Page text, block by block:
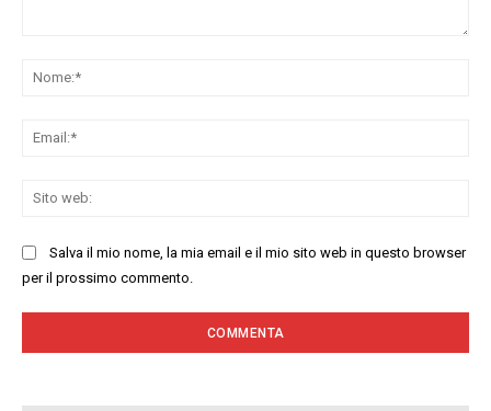
Salva il mio nome, la mia email e il mio sito web in questo browser
per il prossimo commento.